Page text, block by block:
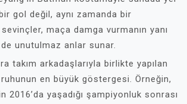
gol değil, aynı zamanda bir
maça damga vurmanın yanı
unutulmaz anlar sunar.
takım arkadaşlarıyla birlikte yapılan
en büyük göstergesi. Örneğin,
2016’da yaşadığı şampiyonluk sonrası